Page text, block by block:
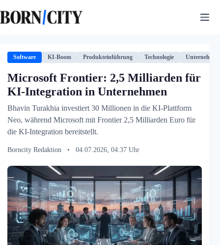
Inhalt
springen
Software KI-Boom Produkteinführung Technologie
Microsoft Frontier: 2,5 Milliarden für
KI-Integration in Unternehmen
Bhavin Turakhia investiert 30 Millionen in die KI-Plattform
Neo, während Microsoft mit Frontier 2,5 Milliarden Euro für
die KI-Integration bereitstellt.
Borncity Redaktion • 04.07.2026, 04:37 Uhr